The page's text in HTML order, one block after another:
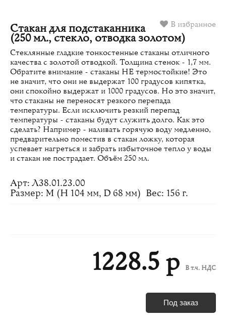
В избранное
Стакан для подстаканника
(250 мл., стекло, отводка золотом)
Стеклянные гладкие тонкостенные стаканы отличного
качества с золотой отводкой. Толщина стенок - 1,7 мм.
Обратите внимание - стаканы НЕ термостойкие! Это
не значит, что они не выдержат 100 градусов кипятка,
они спокойно выдержат и 1000 градусов. Но это значит,
что стаканы не переносят резкого перепада
температуры. Если исключить резкий перепад
температуры - стаканы будут служить долго. Как это
сделать? Например - наливать горячую воду медленно,
предварительно поместив в стакан ложку, которая
успевает нагреться и забрать избыточное тепло у воды
и стакан не пострадает. Объём 250 мл.
Арт: Л38.01.23.00
Размер: M (H 104 мм, D 68 мм) Вес: 156 г.
1228.5 р В т.ч. НДС
Под заказ